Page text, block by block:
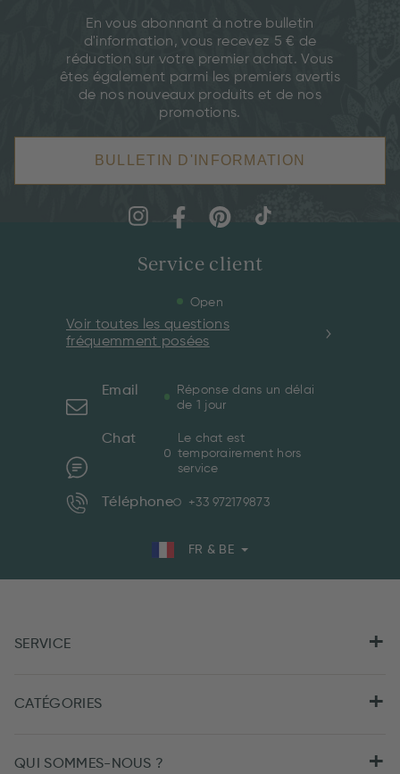
En vous abonnant à notre bulletin
d'information, vous recevez 5 € de
réduction sur votre premier achat. Vous
êtes également parmi les premiers avertis
de nos nouveaux produits et de nos
promotions.
BULLETIN D'INFORMATION
Service client
Open
Voir toutes les questions
fréquemment posées
Email
Réponse dans un délai
de 1 jour
Chat
Le chat est
temporairement hors
service
Téléphone +33 972179873
FR & BE
SERVICE
CATÉGORIES
QUI SOMMES-NOUS ?